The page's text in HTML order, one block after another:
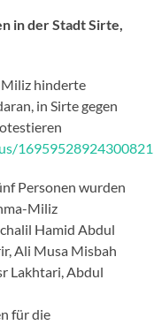
in der Stadt Sirte,
Miliz hinderte
in Sirte gegen
Personen wurden
Miliz
Hamid Abdul
Ali Musa Misbah
Lakhtari, Abdul
für die